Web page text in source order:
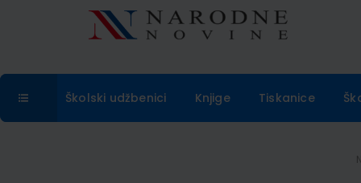
Školski udžbenici Knjige Tiskanice